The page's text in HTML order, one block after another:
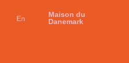
En
Maison du
Danemark